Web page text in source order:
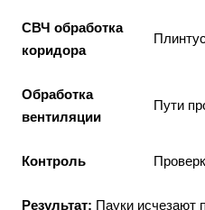
СВЧ обработка
коридора
Обработка
вентиляции
Пути
Контроль
Результат: Пауки исчезают